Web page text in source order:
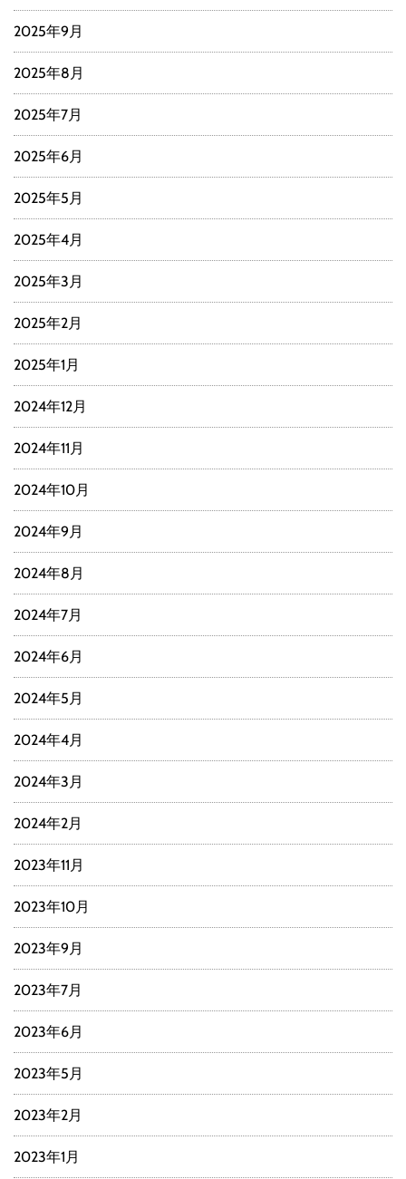
2025年9月
2025年8月
2025年7月
2025年6月
2025年5月
2025年4月
2025年3月
2025年2月
2025年1月
2024年12月
2024年11月
2024年10月
2024年9月
2024年8月
2024年7月
2024年6月
2024年5月
2024年4月
2024年3月
2024年2月
2023年11月
2023年10月
2023年9月
2023年7月
2023年6月
2023年5月
2023年2月
2023年1月